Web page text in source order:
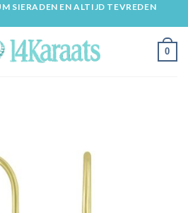
SIERADEN EN ALTIJD TEVREDEN
0